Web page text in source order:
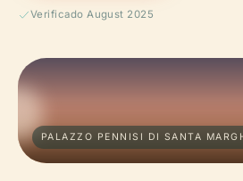
Verificado August 2025
PALAZZO PENNISI DI SANTA